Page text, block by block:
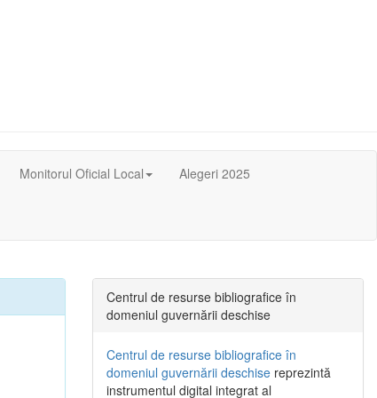
Monitorul Oficial Local Alegeri 2025
Centrul de resurse bibliografice în
domeniul guvernării deschise
Centrul de resurse bibliografice în
domeniul guvernării deschise reprezintă
instrumentul digital integrat al